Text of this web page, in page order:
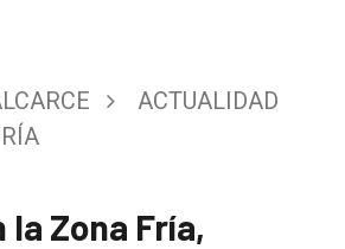
ACTUALIDAD
la Zona Fría,